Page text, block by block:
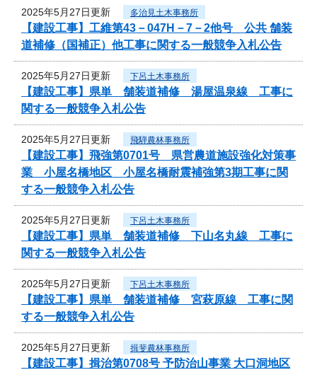
2025年5月27日更新 多治見土木事務所
【建設工事】工維第43－047H－7－2他号 公共 舗装
道補修（国補正）他工事に関する一般競争入札公告
2025年5月27日更新 下呂土木事務所
【建設工事】県単 舗装道補修 湯屋温泉線 工事に
関する一般競争入札公告
2025年5月27日更新 飛騨農林事務所
【建設工事】飛強第0701号 県営農道施設強化対策事
業 小屋名橋地区 小屋名橋耐震補強第3期工事に関
する一般競争入札公告
2025年5月27日更新 下呂土木事務所
【建設工事】県単 舗装道補修 下山名丸線 工事に
関する一般競争入札公告
2025年5月27日更新 下呂土木事務所
【建設工事】県単 舗装道補修 宮萩原線 工事に関
する一般競争入札公告
2025年5月27日更新 揖斐農林事務所
【建設工事】揖治第0708号 予防治山事業 大口洞地区